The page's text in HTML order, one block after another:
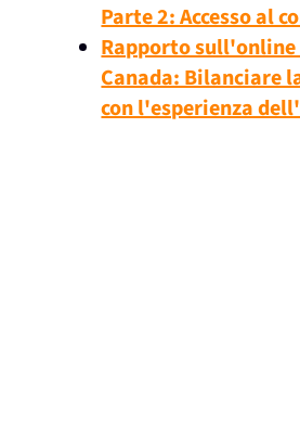
Parte 2: Accesso al
Rapporto
Canada: Bilanciare
con l'esperienza